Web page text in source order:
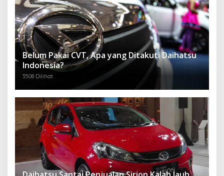
Belum Pakai CVT, Apa yang Ditakuti Daihatsu
Indonesia?
3508 Dilihat